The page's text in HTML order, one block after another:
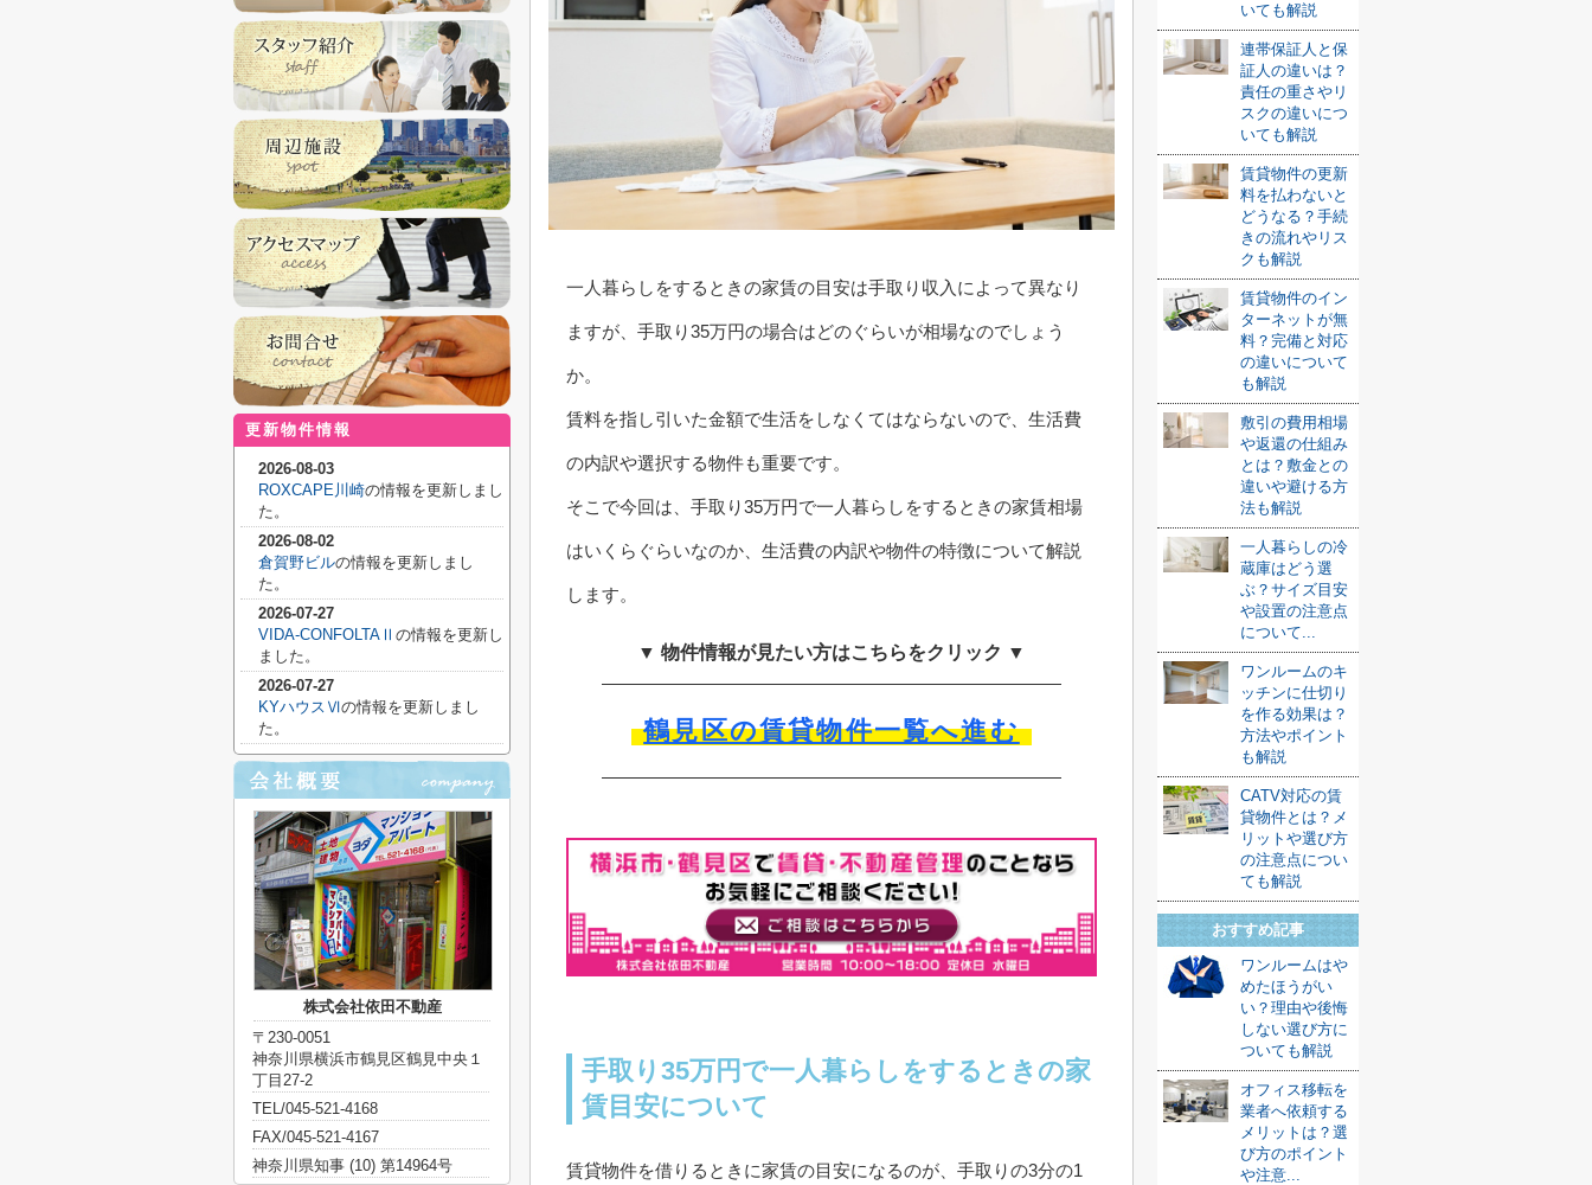
一人暮らしをするときの家賃の目安は手取り収入によって異なり
ますが、手取り35万円の場合はどのぐらいが相場なのでしょう
か。
賃料を指し引いた金額で生活をしなくてはならないので、生活費
の内訳や選択する物件も重要です。
そこで今回は、手取り35万円で一人暮らしをするときの家賃相場
はいくらぐらいなのか、生活費の内訳や物件の特徴について解説
します。
▼ 物件情報が見たい方はこちらをクリック ▼
鶴見区の賃貸物件一覧へ進む
手取り35万円で一人暮らしをするときの家
賃目安について
賃貸物件を借りるときに家賃の目安になるのが、手取りの3分の1
いても解説
連帯保証人と保
証人の違いは？
責任の重さやリ
スクの違いにつ
いても解説
賃貸物件の更新
料を払わないと
どうなる？手続
きの流れやリス
クも解説
賃貸物件のイン
ターネットが無
料？完備と対応
の違いについて
も解説
敷引の費用相場
や返還の仕組み
とは？敷金との
違いや避ける方
法も解説
一人暮らしの冷
蔵庫はどう選
ぶ？サイズ目安
や設置の注意点
について...
ワンルームのキ
ッチンに仕切り
を作る効果は？
方法やポイント
も解説
CATV対応の賃
貸物件とは？メ
リットや選び方
の注意点につい
ても解説
おすすめ記事
ワンルームはや
めたほうがい
い？理由や後悔
しない選び方に
ついても解説
オフィス移転を
業者へ依頼する
メリットは？選
び方のポイント
や注意...
更新物件情報
2026-08-03
ROXCAPE川崎の情報を更新しまし
た。
2026-08-02
倉賀野ビルの情報を更新しまし
た。
2026-07-27
VIDA-CONFOLTAⅡ の情報を更新し
ました。
2026-07-27
KYハウスⅥの情報を更新しまし
た。
株式会社依田不動産
〒230-0051
神奈川県横浜市鶴見区鶴見中央１
丁目27-2
TEL/045-521-4168
FAX/045-521-4167
神奈川県知事 (10) 第14964号